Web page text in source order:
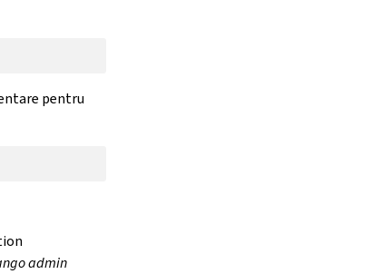
pentru
admin